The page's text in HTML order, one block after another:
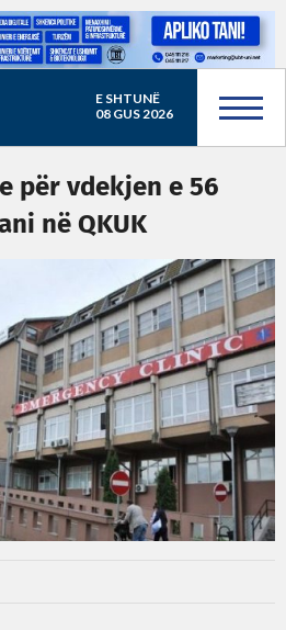
E SHTUNË
08 GUS 2026
për vdekjen e 56
në QKUK